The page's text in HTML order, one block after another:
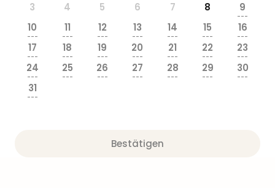
3
4 5 6 7 8 9
---
10
---
11
---
12
---
13
---
14
---
15
---
16
---
17
---
18
---
19
---
20
---
21
---
22
---
23
---
24
---
25
---
26
---
27
---
28
---
29
---
30
---
31
---
Bestätigen